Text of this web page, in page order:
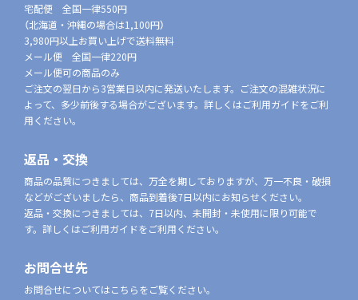
宅配便 全国一律550円
（北海道・沖縄の場合は1,100円）
3,980円以上お買い上げで送料無料
メール便 全国一律220円
メール便可の商品のみ
ご注文の翌日から3営業日以内に発送いたします。ご注文の混雑状況に
よって、多少前後する場合がございます。詳しくはご利用ガイドをご利
用ください。
返品・交換
商品の品質につきましては、万全を期しておりますが、万一不良・破損
などがございましたら、商品到着後7日以内にお知らせください。
返品・交換につきましては、7日以内、未開封・未使用に限り可能で
す。詳しくはご利用ガイドをご利用ください。
お問合せ先
お問合せについてはこちらをご覧ください。